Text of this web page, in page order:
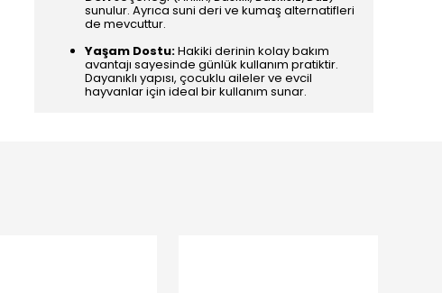
sunulur. Ayrıca suni deri ve kumaş alternatifleri
de mevcuttur.
Yaşam Dostu:Hakiki derinin kolay bakım
avantajı sayesinde günlük kullanım pratiktir.
Dayanıklı yapısı, çocuklu aileler ve evcil
hayvanlar için ideal bir kullanım sunar.